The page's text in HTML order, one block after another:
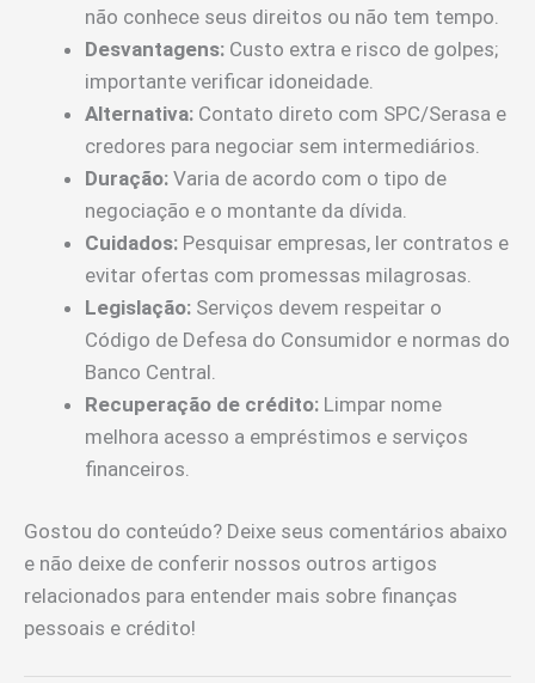
não conhece seus direitos ou não tem tempo.
Desvantagens: Custo extra e risco de golpes;
importante verificar idoneidade.
Alternativa: Contato direto com SPC/Serasa e
credores para negociar sem intermediários.
Duração: Varia de acordo com o tipo de
negociação e o montante da dívida.
Cuidados: Pesquisar empresas, ler contratos e
evitar ofertas com promessas milagrosas.
Legislação: Serviços devem respeitar o
Código de Defesa do Consumidor e normas do
Banco Central.
Recuperação de crédito: Limpar nome
melhora acesso a empréstimos e serviços
financeiros.
Gostou do conteúdo? Deixe seus comentários abaixo
e não deixe de conferir nossos outros artigos
relacionados para entender mais sobre finanças
pessoais e crédito!